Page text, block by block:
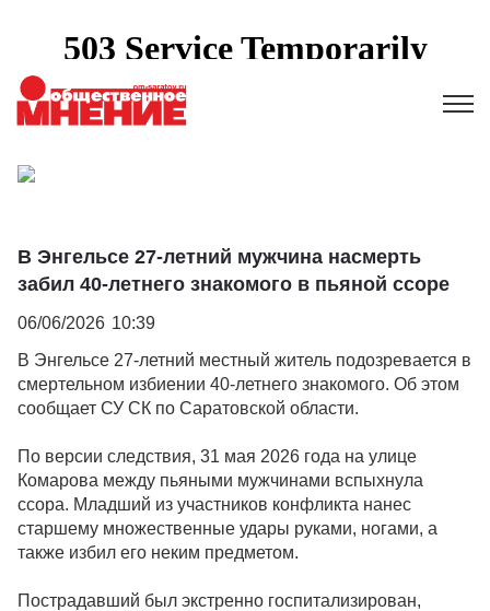
В Энгельсе 27-летний мужчина насмерть
забил 40-летнего знакомого в пьяной ссоре
06/06/2026 10:39
В Энгельсе 27-летний местный житель подозревается в
смертельном избиении 40-летнего знакомого. Об этом
сообщает СУ СК по Саратовской области.
По версии следствия, 31 мая 2026 года на улице
Комарова между пьяными мужчинами вспыхнула
ссора. Младший из участников конфликта нанес
старшему множественные удары руками, ногами, а
также избил его неким предметом.
Пострадавший был экстренно госпитализирован,